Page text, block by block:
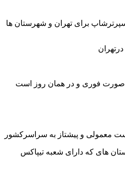
برای تهران و شهرستان ها
صورت فوری و در همان روز است
معمولی و پیشتاز به سراسرکشور
های که دارای شعبه تیپاکس